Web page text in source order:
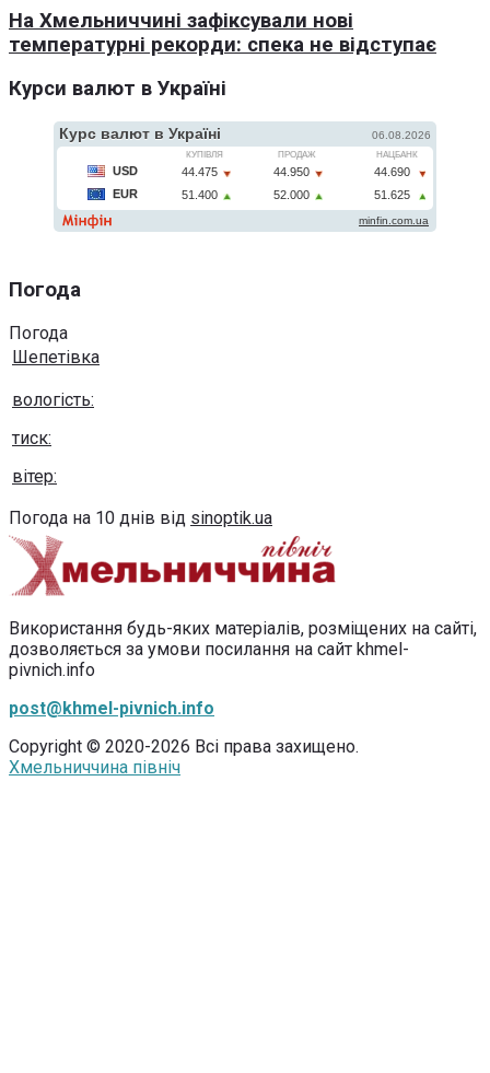
На Хмельниччині зафіксували нові
температурні рекорди: спека не відступає
Курси валют в Україні
Погода
Погода
Шепетівка
вологість:
тиск:
вітер:
Погода на 10 днів від sinoptik.ua
Використання будь-яких матеріалів, розміщених на сайті,
дозволяється за умови посилання на сайт khmel-
pivnich.info
post@khmel-pivnich.info
Copyright © 2020-2026 Всі права захищено.
Хмельниччина північ